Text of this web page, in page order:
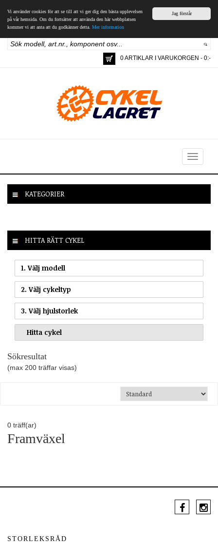
Jag förstår
Vi använder cookies för att se till att vi ger dig den bästa upplevelsen
på vår hemsida. Om du fortsätter att använda den här webbplatsen
kommer vi att anta att du godkänner detta. Mer information
0 ARTIKLAR I VARUKORGEN - 0:-
Toggle
navigation
KATEGORIER
HITTA RÄTT CYKEL
1. Välj modell
2. Välj cykeltyp
3. Välj hjulstorlek
Sökresultat
(max 200 träffar visas)
0 träff(ar)
Framväxel
STORLEKSRÅD